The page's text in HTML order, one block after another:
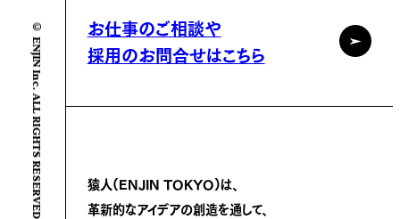
© ENJIN Inc. ALL RIGHTS RESERVED.
お仕事のご相談や
採用のお問合せはこちら
猿人(ENJIN TOKYO)は、
革新的なアイデアの創造を通して、